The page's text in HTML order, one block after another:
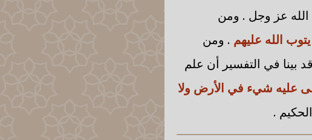
الله عز وجل . ومن
الله عليهم . ومن
بينا في التفسير أن علم
عليه شيء في الأرض ولا
.